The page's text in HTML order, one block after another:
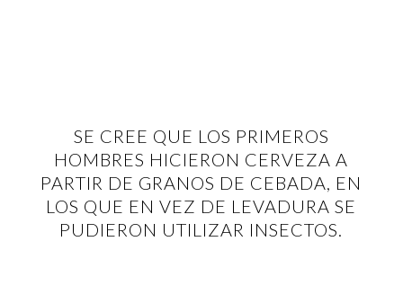
SE CREE QUE LOS PRIMEROS
HOMBRES HICIERON CERVEZA A
PARTIR DE GRANOS DE CEBADA, EN
LOS QUE EN VEZ DE LEVADURA SE
PUDIERON UTILIZAR INSECTOS.